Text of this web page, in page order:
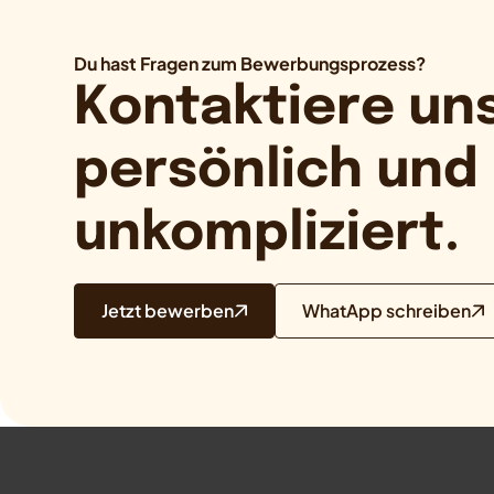
Du hast Fragen zum Bewerbungsprozess?
Kontaktiere
persönlich und
unkompliziert.
Jetzt bewerben WhatApp schreiben